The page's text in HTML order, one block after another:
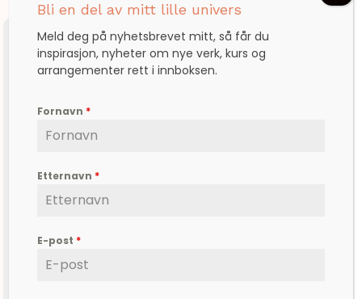
Bli en del av mitt lille univers
Meld deg på nyhetsbrevet mitt, så får du
inspirasjon, nyheter om nye verk, kurs og
arrangementer rett i innboksen.
Fornavn *
Etternavn *
E-post *